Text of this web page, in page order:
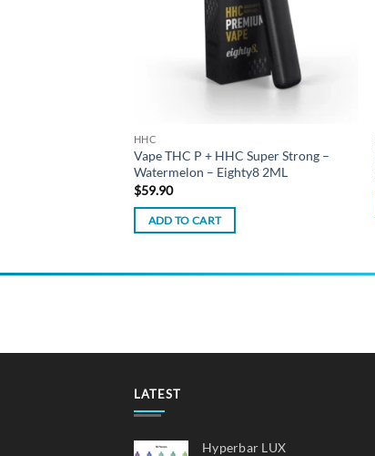
HHC
Vape THC P + HHC Super Strong –
Watermelon – Eighty8 2ML
$59.90
ADD TO CART
LATEST
Hyperbar LUX